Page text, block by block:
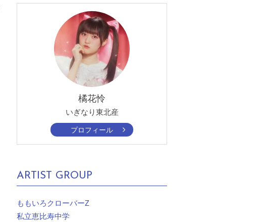
橘花怜
いぎなり東北産
プロフィール
ARTIST GROUP
ももいろクローバーZ
私立恵比寿中学